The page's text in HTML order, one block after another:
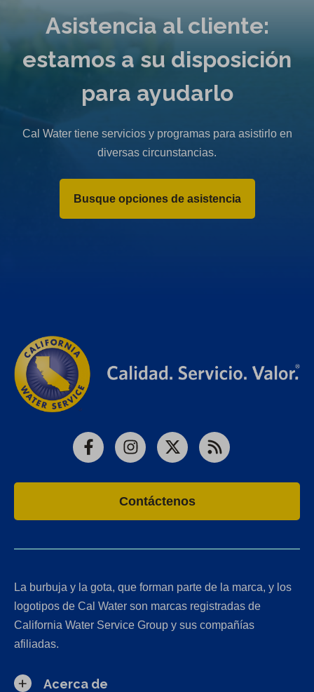
Asistencia al cliente:
estamos a su disposición
para ayudarlo
Cal Water tiene servicios y programas para asistirlo en
diversas circunstancias.
Busque opciones de asistencia
FacebookInstagram
X RSS
Contáctenos
La burbuja y la gota, que forman parte de la marca, y los
logotipos de Cal Water son marcas registradas de
California Water Service Group y sus compañías
afiliadas.
Acerca de